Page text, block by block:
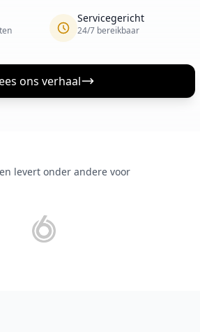
Servicegericht
24/7 bereikbaar
ons verhaal
levert onder andere voor